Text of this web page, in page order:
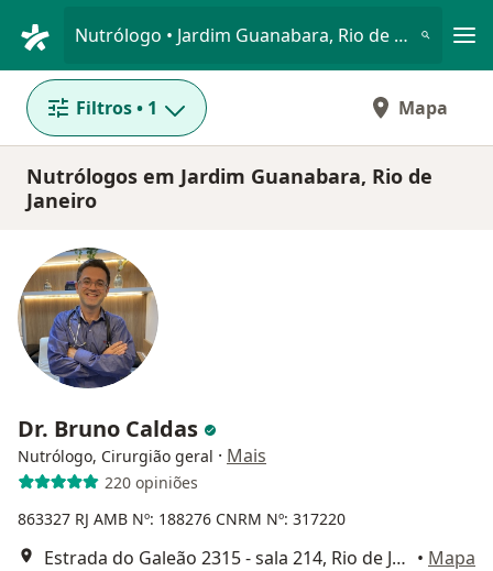
Nutrólogo • Jardim Guanabara, Rio de Janeiro, Rio de Janeiro RJ
Filtros• 1 Mapa
Nutrólogos em Jardim Guanabara, Rio de
Janeiro
Dr. Bruno Caldas
Nutrólogo, Cirurgião geral · Mais
220 opiniões
863327 RJ AMB Nº: 188276 CNRM Nº: 317220
Estrada do Galeão 2315 - sala 214, Rio de Janeiro • Mapa